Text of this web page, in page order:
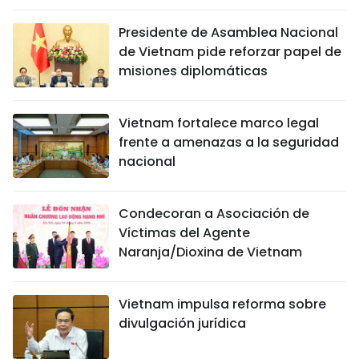
Presidente de Asamblea Nacional
de Vietnam pide reforzar papel de
misiones diplomáticas
Vietnam fortalece marco legal
frente a amenazas a la seguridad
nacional
Condecoran a Asociación de
Víctimas del Agente
Naranja/Dioxina de Vietnam
Vietnam impulsa reforma sobre
divulgación jurídica